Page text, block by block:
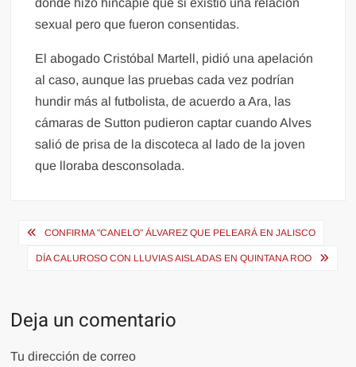
donde hizo hincapié que si existió una relación
sexual pero que fueron consentidas.
El abogado Cristóbal Martell, pidió una apelación
al caso, aunque las pruebas cada vez podrían
hundir más al futbolista, de acuerdo a Ara, las
cámaras de Sutton pudieron captar cuando Alves
salió de prisa de la discoteca al lado de la joven
que lloraba desconsolada.
Navegación
CONFIRMA "CANELO" ÁLVAREZ QUE PELEARÁ EN JALISCO
DÍA CALUROSO CON LLUVIAS AISLADAS EN QUINTANA ROO
Deja un comentario
Tu dirección de correo